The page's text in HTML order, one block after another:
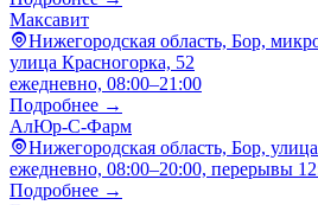
Максавит
Нижегородская область, Бор,
улица Красногорка, 52
ежедневно, 08:00–21:00
Подробнее →
АлЮр-С-Фарм
Нижегородская область, Бор,
ежедневно, 08:00–20:00, перерывы
Подробнее →